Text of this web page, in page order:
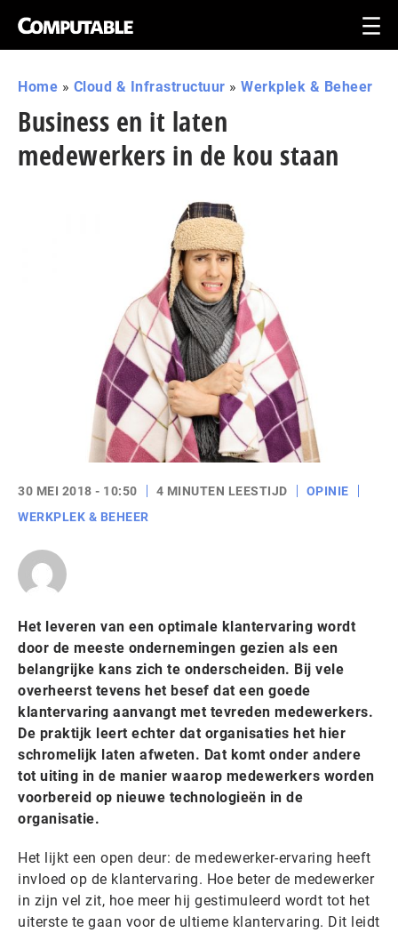
Home » Cloud & Infrastructuur » Werkplek & Beheer
Business en it laten
medewerkers in de kou staan
30 MEI 2018 - 10:50 4 MINUTEN LEESTIJD
OPINIE
WERKPLEK & BEHEER
Het leveren van een optimale klantervaring wordt
door de meeste ondernemingen gezien als een
belangrijke kans zich te onderscheiden. Bij vele
overheerst tevens het besef dat een goede
klantervaring aanvangt met tevreden medewerkers.
De praktijk leert echter dat organisaties het hier
schromelijk laten afweten. Dat komt onder andere
tot uiting in de manier waarop medewerkers worden
voorbereid op nieuwe technologieën in de
organisatie.
Het lijkt een open deur: de medewerker-ervaring heeft
invloed op de klantervaring. Hoe beter de medewerker
in zijn vel zit, hoe meer hij gestimuleerd wordt tot het
uiterste te gaan voor de ultieme klantervaring. Dit leidt